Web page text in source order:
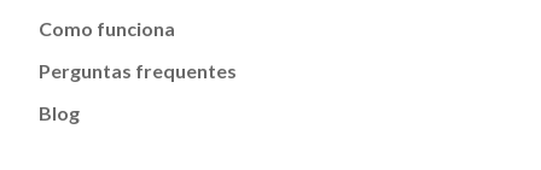
Como funciona
Perguntas frequentes
Blog